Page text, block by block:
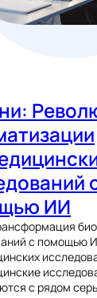
ИИ
с помощью
с рядом